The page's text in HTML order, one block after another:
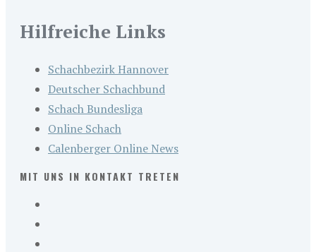
Hilfreiche Links
Schachbezirk Hannover
Deutscher Schachbund
Schach Bundesliga
Online Schach
Calenberger Online News
MIT UNS IN KONTAKT TRETEN